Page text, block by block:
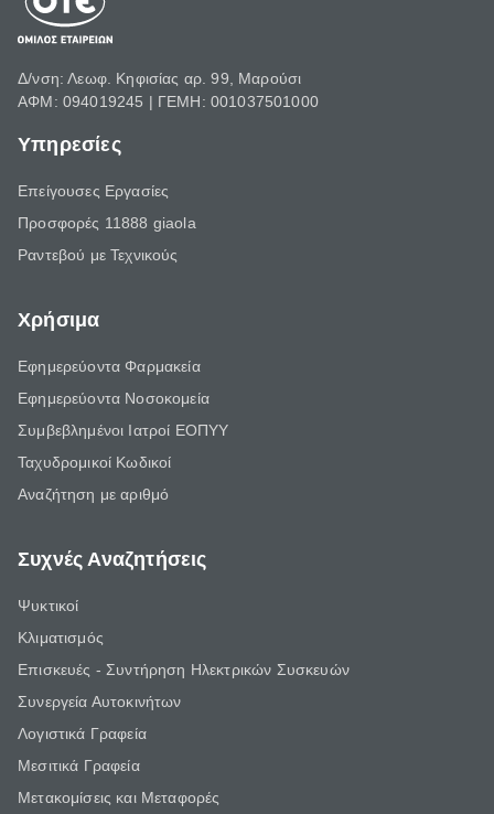
Δ/νση: Λεωφ. Κηφισίας αρ. 99, Μαρούσι
ΑΦΜ: 094019245 | ΓΕΜΗ: 001037501000
Υπηρεσίες
Επείγουσες Εργασίες
Προσφορές 11888 giaola
Ραντεβού με Τεχνικούς
Χρήσιμα
Εφημερεύοντα Φαρμακεία
Εφημερεύοντα Νοσοκομεία
Συμβεβλημένοι Ιατροί ΕΟΠΥΥ
Ταχυδρομικοί Κωδικοί
Αναζήτηση με αριθμό
Συχνές Αναζητήσεις
Ψυκτικοί
Κλιματισμός
Επισκευές - Συντήρηση Ηλεκτρικών Συσκευών
Συνεργεία Αυτοκινήτων
Λογιστικά Γραφεία
Μεσιτικά Γραφεία
Μετακομίσεις και Μεταφορές